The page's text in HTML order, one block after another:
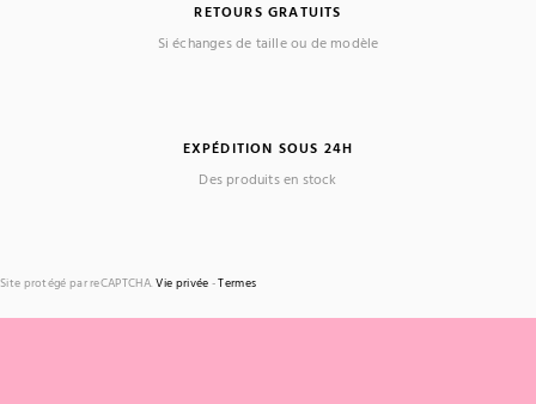
RETOURS GRATUITS
Si échanges de taille ou de modèle
EXPÉDITION SOUS 24H
Des produits en stock
Site protégé par reCAPTCHA.Vie privée -Termes